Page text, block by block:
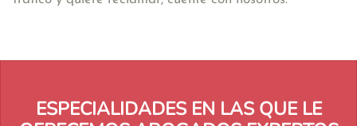
ESPECIALIDADES EN LAS QUE LE